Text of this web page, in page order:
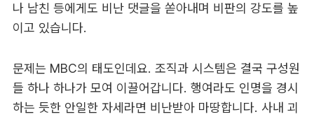
나 남친 등에게도 비난 댓글을 쏟아내며 비판의 강도를 높
이고 있습니다.
문제는 MBC의 태도인데요. 조직과 시스템은 결국 구성원
들 하나 하나가 모여 이끌어갑니다. 행여라도 인명을 경시
하는 듯한 안일한 자세라면 비난받아 마땅합니다. 사내 괴